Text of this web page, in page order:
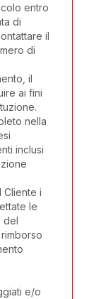
entro
di
il
di
il
ai fini
nella
inclusi
Cliente i
le
del
e/o